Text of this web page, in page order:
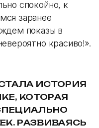
спокойно, к
заранее
показы в
красиво!».
ИСТОРИЯ
КОТОРАЯ
РАЗВИВАЯСЬ